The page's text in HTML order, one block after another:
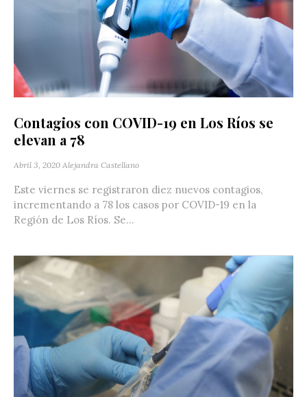
Contagios con COVID-19 en Los Ríos se
elevan a 78
Abril 3, 2020 Alejandra Castellano
Este viernes se registraron diez nuevos contagios,
incrementando a 78 los casos por COVID-19 en la
Región de Los Ríos. Se...